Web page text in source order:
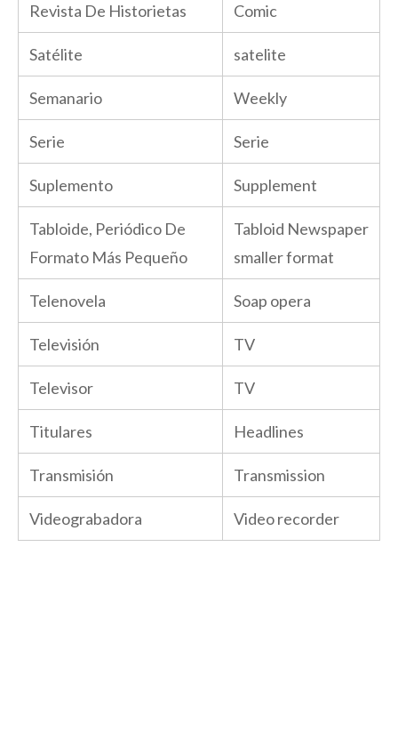
Revista De Historietas Comic
Satélite satelite
Semanario Weekly
Serie Serie
Suplemento Supplement
Tabloide, Periódico De
Formato Más Pequeño
Tabloid Newspaper
smaller format
Telenovela Soap opera
Televisión TV
Televisor TV
Titulares Headlines
Transmisión Transmission
Videograbadora Video recorder